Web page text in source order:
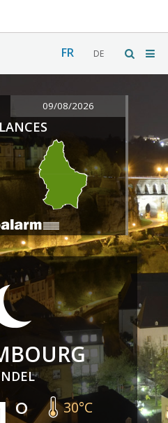
FR DE
09/08/2026
30°C